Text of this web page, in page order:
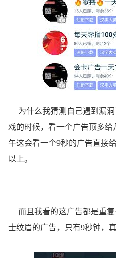
为什么我猜测自己遇到漏洞
戏的时候，看一个广告顶多
午这会看一个9秒的广告直接
以上。
而且我看的这广告都是重复
士纹眉的广告，只有9秒钟，